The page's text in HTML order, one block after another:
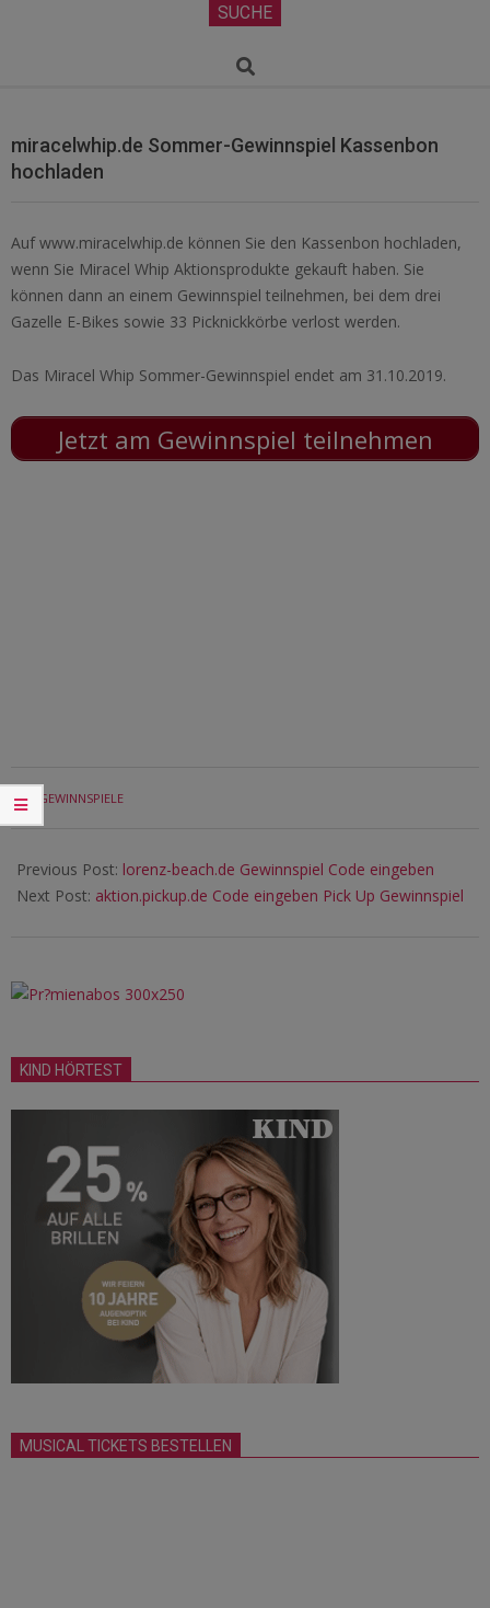
SUCHE
Search
miracelwhip.de Sommer-Gewinnspiel Kassenbon
hochladen
Auf www.miracelwhip.de können Sie den Kassenbon hochladen,
wenn Sie Miracel Whip Aktionsprodukte gekauft haben. Sie
können dann an einem Gewinnspiel teilnehmen, bei dem drei
Gazelle E-Bikes sowie 33 Picknickkörbe verlost werden.
Das Miracel Whip Sommer-Gewinnspiel endet am 31.10.2019.
Jetzt am Gewinnspiel teilnehmen
2019-
08-
23
IN: GEWINNSPIELE
Previous Post: lorenz-beach.de Gewinnspiel Code eingeben
Next Post: aktion.pickup.de Code eingeben Pick Up Gewinnspiel
KIND HÖRTEST
MUSICAL TICKETS BESTELLEN